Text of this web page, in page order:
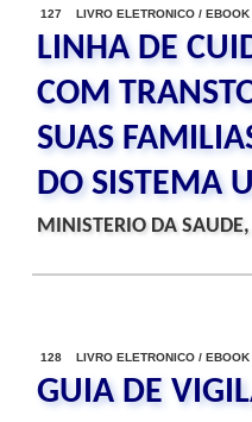
127 LIVRO ELETRONICO / EBOOK
LINHA DE
COM
SUAS
DO SISTEMA
MINISTERIO DA
128 LIVRO ELETRONICO / EBOOK
GUIA DE